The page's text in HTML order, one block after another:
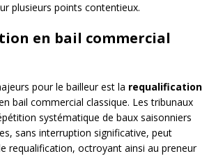
plusieurs points contentieux.
en bail commercial
pour le bailleur est la requalification
bail commercial classique. Les tribunaux
systématique de baux saisonniers
sans interruption significative, peut
requalification, octroyant ainsi au preneur